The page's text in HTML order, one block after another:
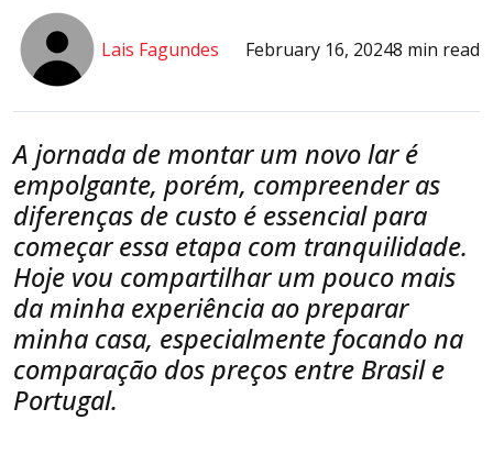
Lais Fagundes February 16, 20248 min read
A jornada de montar um novo lar é
empolgante, porém, compreender as
diferenças de custo é essencial para
começar essa etapa com tranquilidade.
Hoje vou compartilhar um pouco mais
da minha experiência ao preparar
minha casa, especialmente focando na
comparação dos preços entre Brasil e
Portugal.